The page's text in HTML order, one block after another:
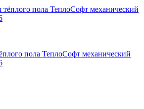
пола ТеплоСофт механический